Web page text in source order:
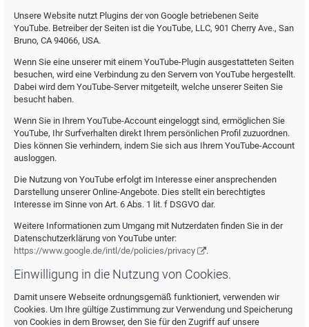
Unsere Website nutzt Plugins der von Google betriebenen Seite
YouTube. Betreiber der Seiten ist die YouTube, LLC, 901 Cherry Ave., San
Bruno, CA 94066, USA.
Wenn Sie eine unserer mit einem YouTube-Plugin ausgestatteten Seiten
besuchen, wird eine Verbindung zu den Servern von YouTube hergestellt.
Dabei wird dem YouTube-Server mitgeteilt, welche unserer Seiten Sie
besucht haben.
Wenn Sie in Ihrem YouTube-Account eingeloggt sind, ermöglichen Sie
YouTube, Ihr Surfverhalten direkt Ihrem persönlichen Profil zuzuordnen.
Dies können Sie verhindern, indem Sie sich aus Ihrem YouTube-Account
ausloggen.
Die Nutzung von YouTube erfolgt im Interesse einer ansprechenden
Darstellung unserer Online-Angebote. Dies stellt ein berechtigtes
Interesse im Sinne von Art. 6 Abs. 1 lit. f DSGVO dar.
Weitere Informationen zum Umgang mit Nutzerdaten finden Sie in der
Datenschutzerklärung von YouTube unter:
https://www.google.de/intl/de/policies/privacy
.
Einwilligung in die Nutzung von Cookies.
Damit unsere Webseite ordnungsgemäß funktioniert, verwenden wir
Cookies. Um Ihre gültige Zustimmung zur Verwendung und Speicherung
von Cookies in dem Browser, den Sie für den Zugriff auf unsere